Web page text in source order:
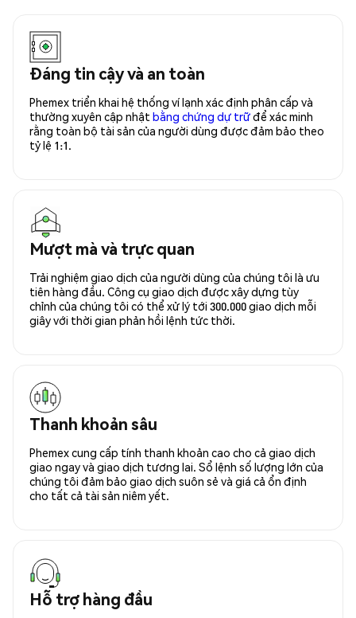
Đáng tin cậy và an toàn
Phemex triển khai hệ thống ví lạnh xác định phân cấp và
thường xuyên cập nhật bằng chứng dự trữđể xác minh
rằng toàn bộ tài sản của người dùng được đảm bảo theo
tỷ lệ 1:1.
Mượt mà và trực quan
Trải nghiệm giao dịch của người dùng của chúng tôi là ưu
tiên hàng đầu. Công cụ giao dịch được xây dựng tùy
chỉnh của chúng tôi có thể xử lý tới 300.000 giao dịch mỗi
giây với thời gian phản hồi lệnh tức thời.
Thanh khoản sâu
Phemex cung cấp tính thanh khoản cao cho cả giao dịch
giao ngay và giao dịch tương lai. Sổ lệnh số lượng lớn của
chúng tôi đảm bảo giao dịch suôn sẻ và giá cả ổn định
cho tất cả tài sản niêm yết.
Hỗ trợ hàng đầu